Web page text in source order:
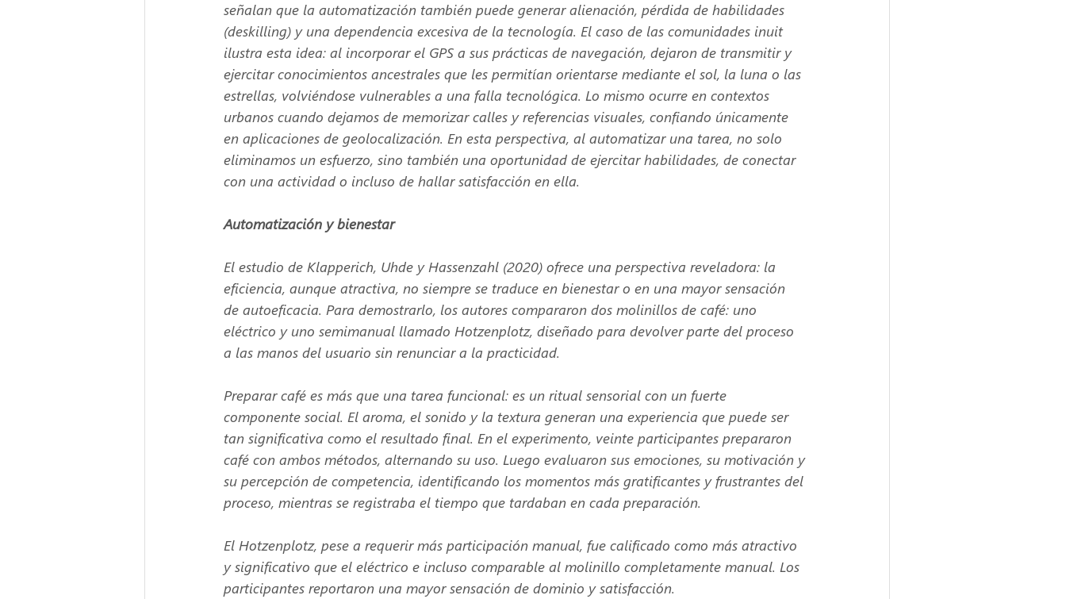
señalan que la automatización también puede generar alienación, pérdida de habilidades
(deskilling) y una dependencia excesiva de la tecnología. El caso de las comunidades inuit
ilustra esta idea: al incorporar el GPS a sus prácticas de navegación, dejaron de transmitir y
ejercitar conocimientos ancestrales que les permitían orientarse mediante el sol, la luna o las
estrellas, volviéndose vulnerables a una falla tecnológica. Lo mismo ocurre en contextos
urbanos cuando dejamos de memorizar calles y referencias visuales, confiando únicamente
en aplicaciones de geolocalización. En esta perspectiva, al automatizar una tarea, no solo
eliminamos un esfuerzo, sino también una oportunidad de ejercitar habilidades, de conectar
con una actividad o incluso de hallar satisfacción en ella.
Automatización y bienestar
El estudio de Klapperich, Uhde y Hassenzahl (2020) ofrece una perspectiva reveladora: la
eficiencia, aunque atractiva, no siempre se traduce en bienestar o en una mayor sensación
de autoeficacia. Para demostrarlo, los autores compararon dos molinillos de café: uno
eléctrico y uno semimanual llamado Hotzenplotz, diseñado para devolver parte del proceso
a las manos del usuario sin renunciar a la practicidad.
Preparar café es más que una tarea funcional: es un ritual sensorial con un fuerte
componente social. El aroma, el sonido y la textura generan una experiencia que puede ser
tan significativa como el resultado final. En el experimento, veinte participantes prepararon
café con ambos métodos, alternando su uso. Luego evaluaron sus emociones, su motivación y
su percepción de competencia, identificando los momentos más gratificantes y frustrantes del
proceso, mientras se registraba el tiempo que tardaban en cada preparación.
El Hotzenplotz, pese a requerir más participación manual, fue calificado como más atractivo
y significativo que el eléctrico e incluso comparable al molinillo completamente manual. Los
participantes reportaron una mayor sensación de dominio y satisfacción.